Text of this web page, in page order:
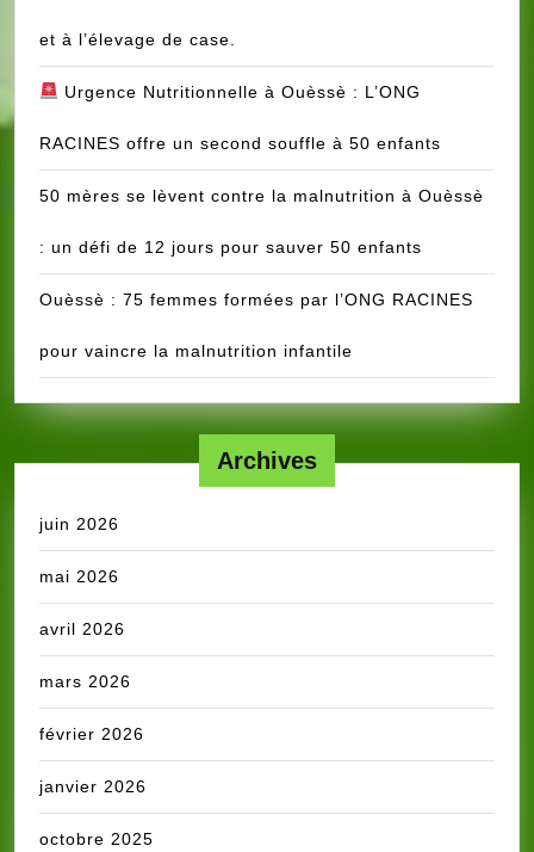
et à l’élevage de case.
Urgence Nutritionnelle à Ouèssè : L’ONG
RACINES offre un second souffle à 50 enfants
50 mères se lèvent contre la malnutrition à Ouèssè
: un défi de 12 jours pour sauver 50 enfants
Ouèssè : 75 femmes formées par l’ONG RACINES
pour vaincre la malnutrition infantile
Archives
juin 2026
mai 2026
avril 2026
mars 2026
février 2026
janvier 2026
octobre 2025